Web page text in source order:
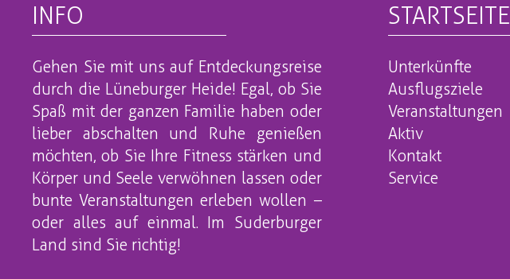
INFO
Gehen Sie mit uns auf Entdeckungsreise
durch die Lüneburger Heide! Egal, ob Sie
Spaß mit der ganzen Familie haben oder
lieber abschalten und Ruhe genießen
möchten, ob Sie Ihre Fitness stärken und
Körper und Seele verwöhnen lassen oder
bunte Veranstaltungen erleben wollen –
oder alles auf einmal. Im Suderburger
Land sind Sie richtig!
STARTSEITE
Unterkünfte
Ausflugsziele
Veranstaltungen
Aktiv
Kontakt
Service